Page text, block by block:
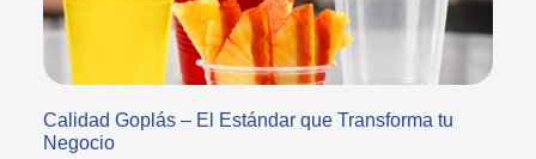
Calidad Goplás – El Estándar que Transforma tu
Negocio